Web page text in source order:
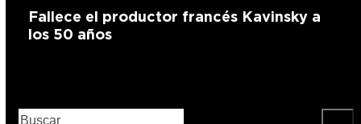
Fallece el productor francés Kavinsky a
los 50 años